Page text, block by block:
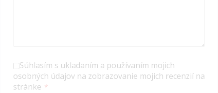
Súhlasím s ukladaním a používaním mojich
osobných údajov na zobrazovanie mojich recenzií na
stránke